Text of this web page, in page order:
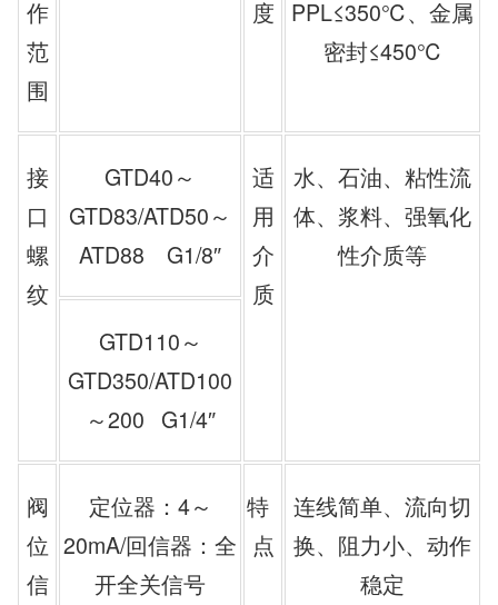
作
范
围
度 PPL≤350℃、金属
密封≤450℃
接
口
螺
纹
GTD40～
GTD83/ATD50～
ATD88 G1/8″
适
用
介
质
水、石油、粘性流
体、浆料、强氧化
性介质等
GTD110～
GTD350/ATD100
～200 G1/4″
阀
位
信
定位器：4～
20mA/回信器：全
开全关信号
特
点
连线简单、流向切
换、阻力小、动作
稳定